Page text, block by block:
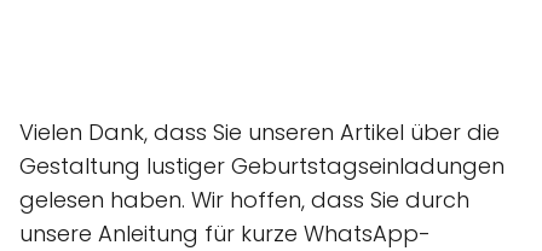
Vielen Dank, dass Sie unseren Artikel über die
Gestaltung lustiger Geburtstagseinladungen
gelesen haben. Wir hoffen, dass Sie durch
unsere Anleitung für kurze WhatsApp-